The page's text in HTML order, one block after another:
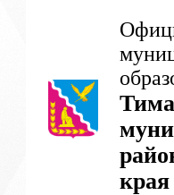
края